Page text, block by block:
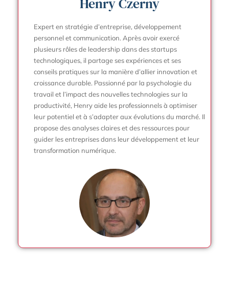
Expert en stratégie d’entreprise, développement
personnel et communication. Après avoir exercé
plusieurs rôles de leadership dans des startups
technologiques, il partage ses expériences et ses
conseils pratiques sur la manière d’allier innovation et
croissance durable. Passionné par la psychologie du
travail et l’impact des nouvelles technologies sur la
productivité, Henry aide les professionnels à optimiser
leur potentiel et à s’adapter aux évolutions du marché. Il
propose des analyses claires et des ressources pour
guider les entreprises dans leur développement et leur
transformation numérique.